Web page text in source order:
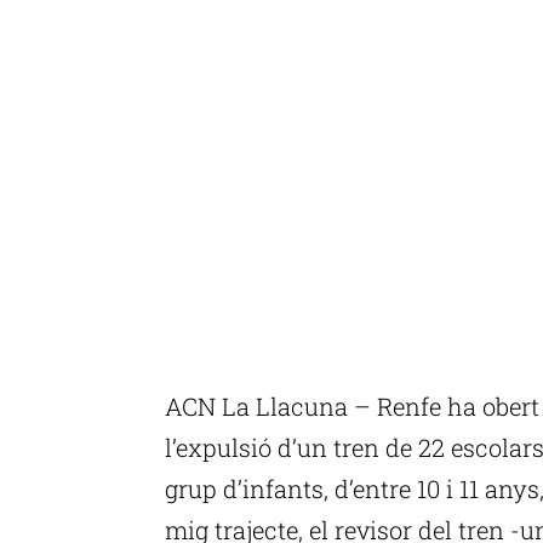
ACN La Llacuna – Renfe ha
l’expulsió d’un tren de 22
grup d’infants, d’entre 10 i 11
mig trajecte, el revisor del tren -